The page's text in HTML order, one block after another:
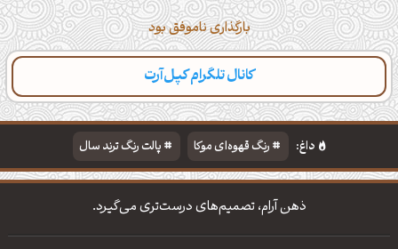
بارگذاری ناموفق بود
کانال تلگرام کپل‌آرت
دسته‌بندی مطالب تازه تایپوگرافی پالت‌ها
داغ: رنگ قهوه‌ای موکا
پالت رنگ ترند سال
دانلود والپیپر مذهبی
تایپوگرافی شعر مولانا
ذهن آرام، تصمیم‌های درست‌تری می‌گیرد.